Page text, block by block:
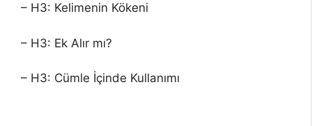
– H3: Kelimenin Kökeni
– H3: Ek Alır mı?
– H3: Cümle İçinde Kullanımı